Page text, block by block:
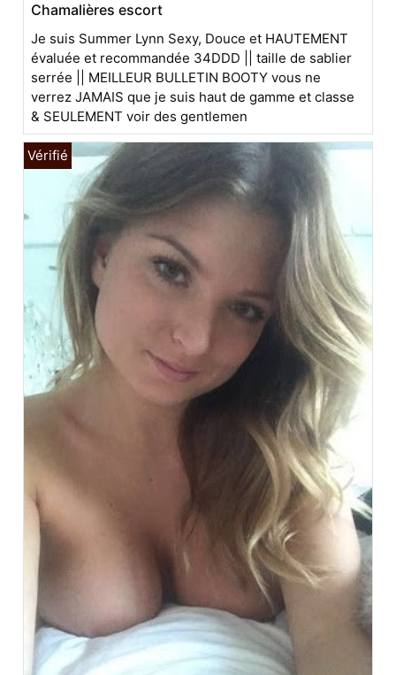
Chamalières escort
Je suis Summer Lynn Sexy, Douce et HAUTEMENT
évaluée et recommandée 34DDD || taille de sablier
serrée || MEILLEUR BULLETIN BOOTY vous ne
verrez JAMAIS que je suis haut de gamme et classe
& SEULEMENT voir des gentlemen